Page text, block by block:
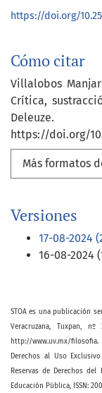
Versiones
17-08-2024
16-08-2024
Cómo citar
Villalobos
Crítica,
Deleuze.
https://doi.org/
Más formatos
https://doi.org/
STOA es una publicación
Veracruzana, Tuxpan, nº
http://www.uv.mx/
Derechos al Uso
Reservas de Derechos
Educación Pública, ISSN: